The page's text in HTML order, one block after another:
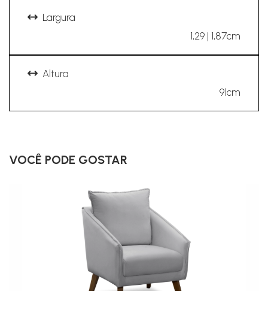
Largura
1,29 | 1,87cm
Altura
91cm
VOCÊ PODE GOSTAR